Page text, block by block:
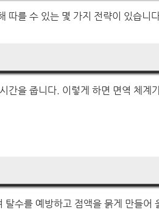
따를 수 있는 몇 가지 전략이 있습니
간을 줍니다. 이렇게 하면 면역 체계
수를 예방하고 점액을 묽게 만들어